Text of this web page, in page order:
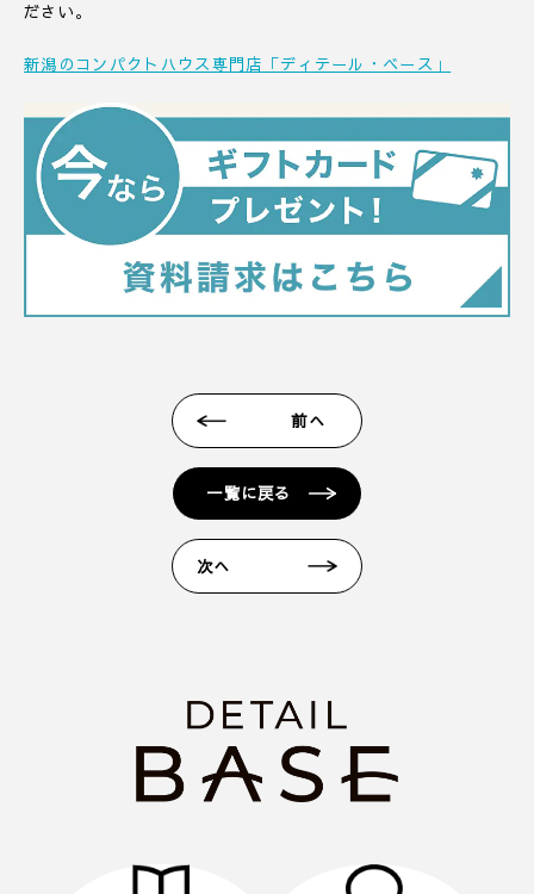
ださい。
新潟のコンパクトハウス専門店「ディテール・ベース」
前へ
一覧に戻る
次へ